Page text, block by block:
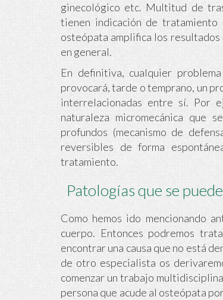
ginecológico etc. Multitud de
tienen indicación de
osteópata amplifica los
en general.
En definitiva, cualquier
provocará, tarde o temprano, un
interrelacionadas entre sí. Por
naturaleza micromecánica que
profundos (mecanismo de
reversibles de forma
tratamiento.
Patologías que se
Como hemos ido mencionando
cuerpo. Entonces podremos
encontrar una causa que no está
de otro especialista os
comenzar un trabajo
persona que acude al osteópata